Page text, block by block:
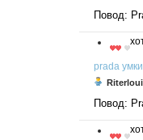
Повод:
prada умки
Riterloui
Повод: